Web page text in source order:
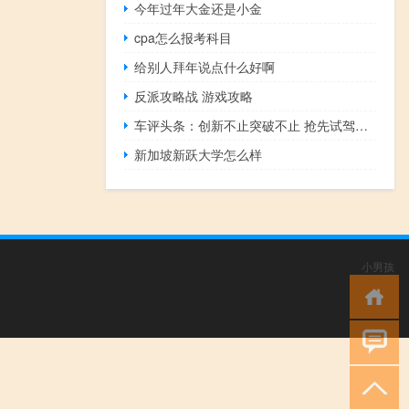
今年过年大金还是小金
cpa怎么报考科目
给别人拜年说点什么好啊
反派攻略战 游戏攻略
车评头条：创新不止突破不止 抢先试驾天际ME7
新加坡新跃大学怎么样
小男孩